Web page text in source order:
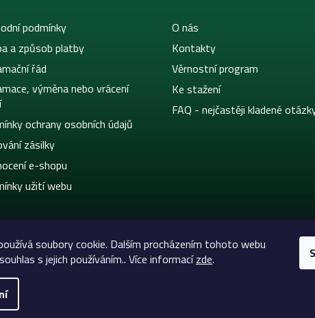
soubory cookie. Dalším procházením tohoto webu
s jejich používáním.. Více informacízde.
podmínky
a způsob platby
řád
výměna nebo vrácení
ochrany osobních údajů
zásilky
e-shopu
užití webu
O nás
Kontakty
Věrnostní program
Ke stažení
FAQ - nejčastěji kladené
Celtic-Supply.cz | Vše pro tetování a permanentní makeup